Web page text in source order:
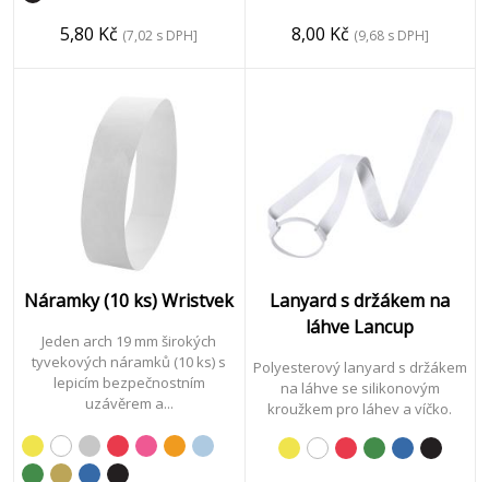
Děti
Nářadí
Textil
&
Doplňky
5,80 Kč (7,02 s DPH] 8,00 Kč (9,68 s DPH]
Náramky (10 ks) Wristvek
Jeden arch 19 mm širokých
tyvekových náramků (10 ks) s
lepicím bezpečnostním
uzávěrem a...
Lanyard s držákem na
láhve Lancup
Polyesterový lanyard s držákem
na láhve se silikonovým
kroužkem pro láhev a víčko.